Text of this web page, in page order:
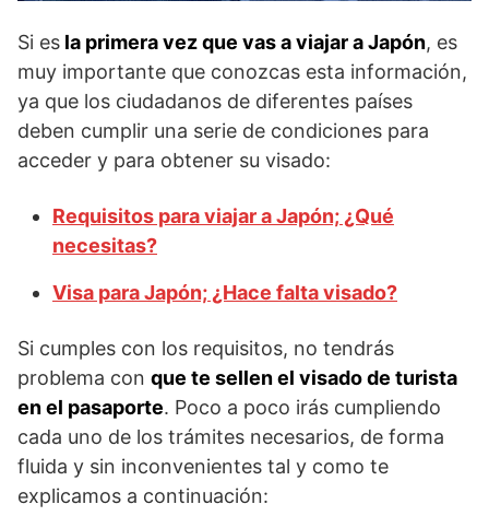
Si es la primera vez que vas a viajar a Japón, es
muy importante que conozcas esta información,
ya que los ciudadanos de diferentes países
deben cumplir una serie de condiciones para
acceder y para obtener su visado:
Requisitos para viajar a Japón; ¿Qué
necesitas?
Visa para Japón; ¿Hace falta visado?
Si cumples con los requisitos, no tendrás
problema con que te sellen el visado de turista
en el pasaporte. Poco a poco irás cumpliendo
cada uno de los trámites necesarios, de forma
fluida y sin inconvenientes tal y como te
explicamos a continuación: